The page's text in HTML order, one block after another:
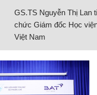
GS.TS Nguyễn Thị Lan
chức Giám đốc Học
Việt Nam